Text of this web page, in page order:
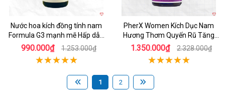
Nước hoa kích đồng tính nam
Formula G3 mạnh mẽ Hấp dẫn
Tự nhiên Pheromone
990.000₫ 1.253.000₫
PherX Women Kích Dục Nam
Hương Thơm Quyến Rũ Tăng
Ham Muốn
1.350.000₫ 2.328.000₫
1 2